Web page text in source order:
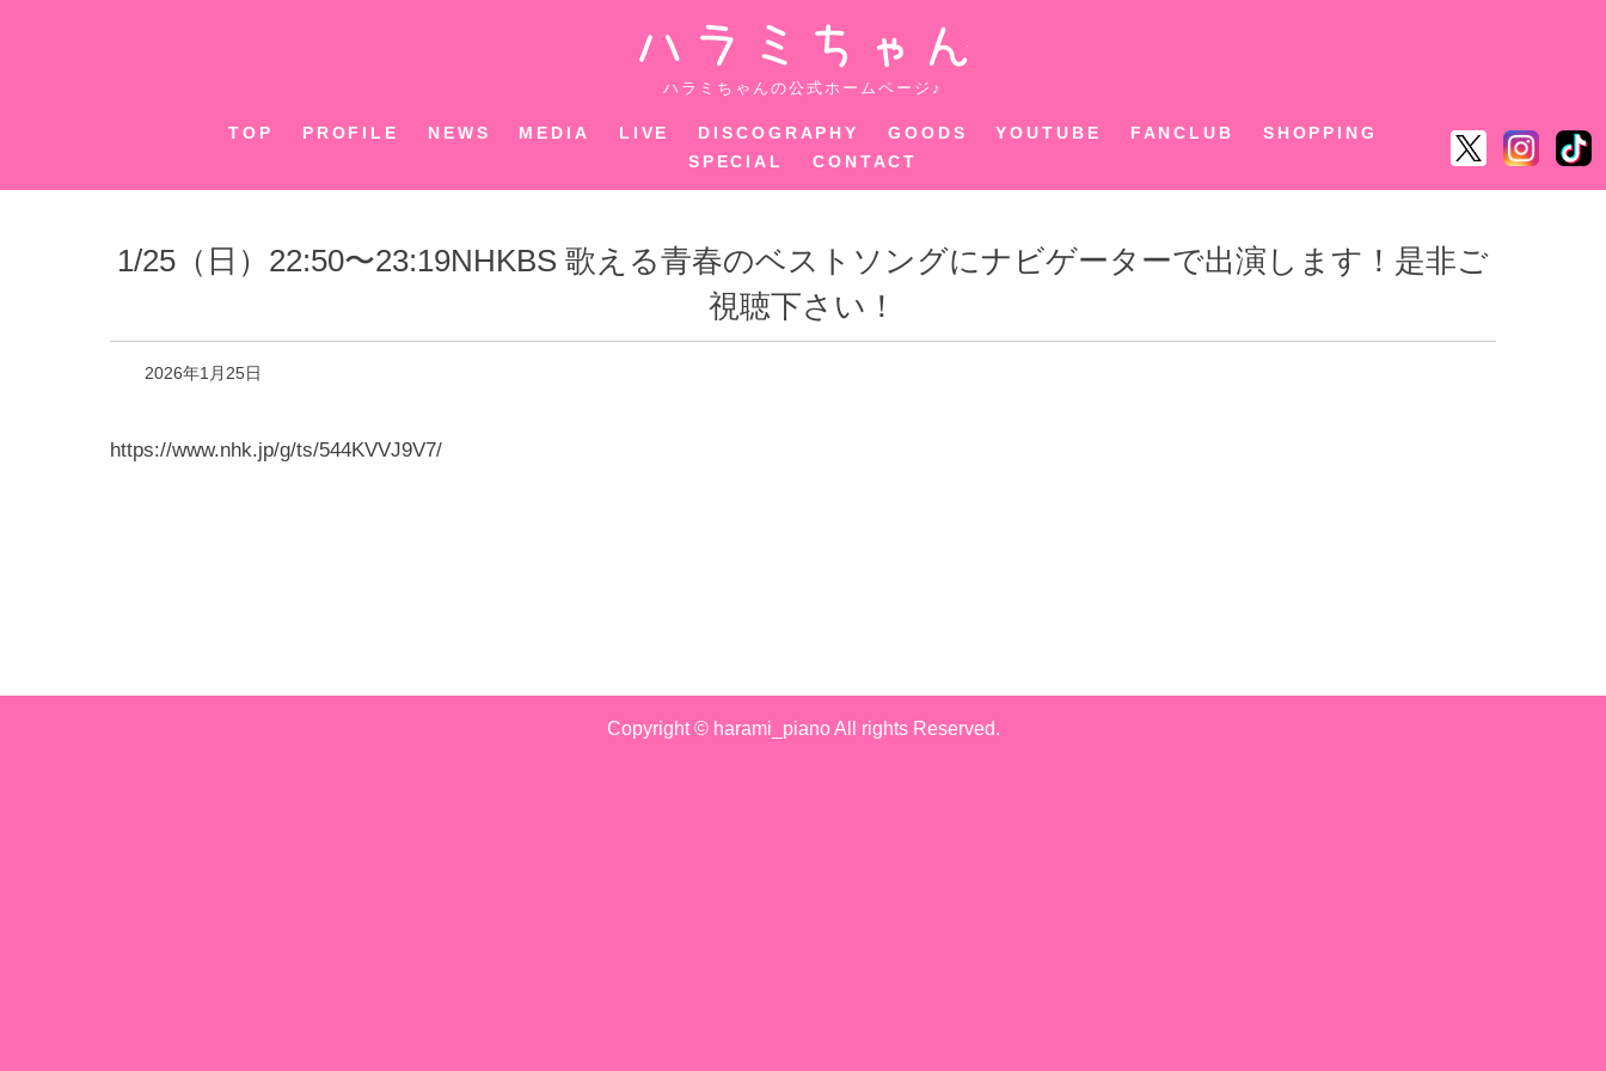
ハラミちゃん
ハラミちゃんの公式ホームページ♪
TOP PROFILE NEWS MEDIA LIVE DISCOGRAPHY GOODS YOUTUBE FANCLUB
SHOPPING
SPECIAL
CONTACT
1/25（日）22:50〜23:19NHKBS 歌える青春のベストソングにナビゲーターで出演します！是非ご
視聴下さい！
2026年1月25日
https://www.nhk.jp/g/ts/544KVVJ9V7/
Copyright © harami_piano All rights Reserved.